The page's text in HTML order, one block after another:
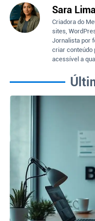
Sara Lima
Criadora do
sites,
Jornalista por
criar conteúdo
acessível a